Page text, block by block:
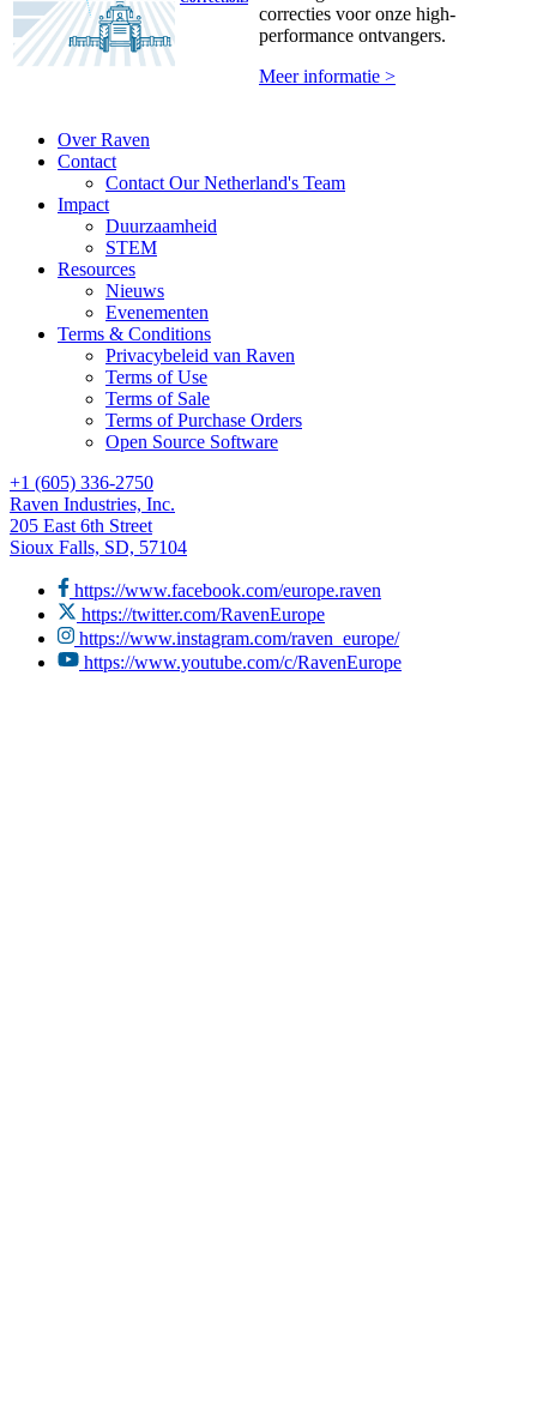
correcties voor onze high-
performance ontvangers.
Meer informatie >
Over Raven
Contact
Contact Our Netherland's Team
Impact
Duurzaamheid
STEM
Resources
Nieuws
Evenementen
Terms & Conditions
Privacybeleid van Raven
Terms of Use
Terms of Sale
Terms of Purchase Orders
Open Source Software
+1 (605) 336-2750
Raven Industries, Inc.
205 East 6th Street
Sioux Falls, SD, 57104
https://www.facebook.com/europe.raven
https://twitter.com/RavenEurope
https://www.instagram.com/raven_europe/
https://www.youtube.com/c/RavenEurope